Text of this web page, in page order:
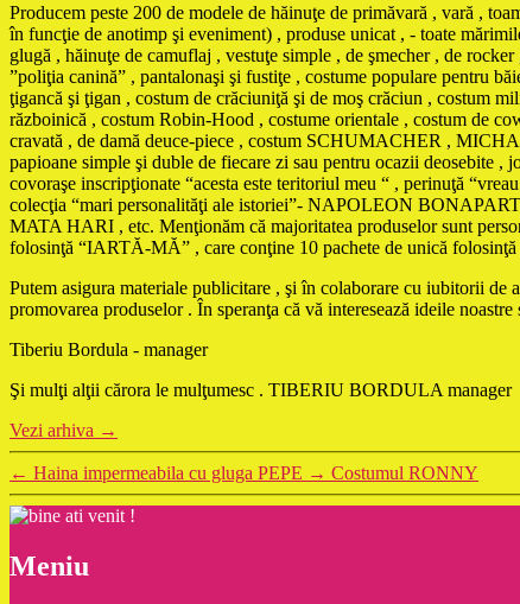
Producem peste 200 de modele de hăinuţe de primăvară , vară ,
în funcţie de anotimp şi eveniment) , produse unicat , - toate
glugă , hăinuţe de camuflaj , vestuţe simple , de şmecher , de
”poliţia canină” , pantalonaşi şi fustiţe , costume populare pentru
ţigancă şi ţigan , costum de crăciuniţă şi de moş crăciun , costum
războinică , costum Robin-Hood , costume orientale , costum de
cravată , de damă deuce-piece , costum SCHUMACHER ,
papioane simple şi duble de fiecare zi sau pentru ocazii deosebite ,
covoraşe inscripţionate “acesta este teritoriul meu “ , perinuţă
colecţia “mari personalităţi ale istoriei”- NAPOLEON
MATA HARI , etc. Menţionăm că majoritatea produselor sunt
folosinţă “IARTĂ-MĂ” , care conţine 10 pachete de unică
Putem asigura materiale publicitare , şi în colaborare cu iubitorii de
promovarea produselor . În speranţa că vă interesează ideile
Tiberiu Bordula - manager
Şi mulţi alţii cărora le mulţumesc . TIBERIU BORDULA manager
Vezi arhiva →
← Haina impermeabila cu gluga PEPE → Costumul RONNY
Meniu